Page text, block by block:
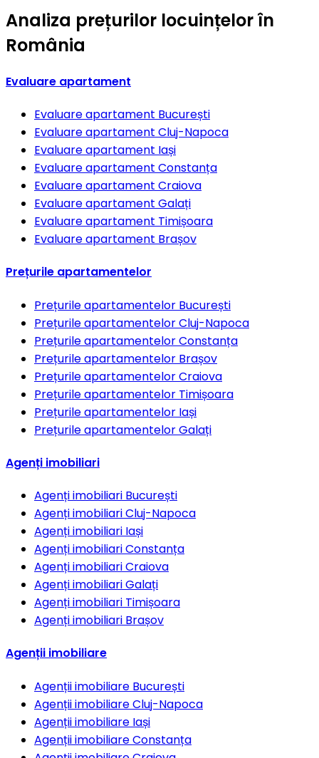
Analiza prețurilor locuințelor în
România
Evaluare apartament
Evaluare apartament București
Evaluare apartament Cluj-Napoca
Evaluare apartament Iași
Evaluare apartament Constanța
Evaluare apartament Craiova
Evaluare apartament Galați
Evaluare apartament Timișoara
Evaluare apartament Brașov
Prețurile apartamentelor
Prețurile apartamentelor București
Prețurile apartamentelorCluj-Napoca
Prețurile apartamentelorConstanța
Prețurile apartamentelor Brașov
Prețurile apartamentelorCraiova
Prețurile apartamentelor Timișoara
Prețurile apartamentelor Iași
Prețurile apartamentelorGalați
Agenți imobiliari
Agenți imobiliari București
Agenți imobiliariCluj-Napoca
Agenți imobiliari Iași
Agenți imobiliariConstanța
Agenți imobiliariCraiova
Agenți imobiliariGalați
Agenți imobiliari Timișoara
Agenți imobiliari Brașov
Agenții imobiliare
Agenții imobiliare București
Agenții imobiliareCluj-Napoca
Agenții imobiliare Iași
Agenții imobiliareConstanța